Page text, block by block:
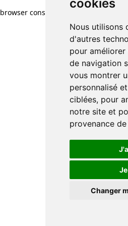
cookies
Nous utilisons
d'autres
pour
de navigation
vous montrer
personnalisé
ciblées, pour
notre site et
provenance
Changer
browser console for more information)